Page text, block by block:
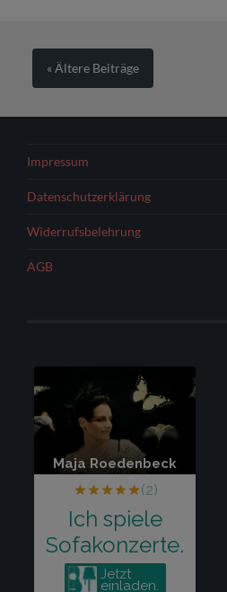
« ÄltereBeiträge
Impressum
Datenschutzerklärung
Widerrufsbelehrung
AGB